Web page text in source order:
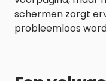
schermen zorgt
probleemloos